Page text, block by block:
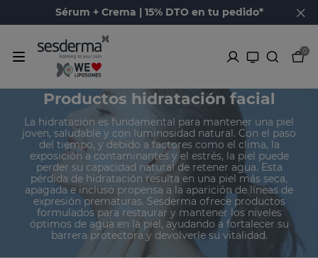
Sérum + Crema | 15% DTO en tu pedido*
0
Productos hidratación facial
La hidratación es fundamental para mantener una piel
joven, saludable y con luminosidad natural. Con el paso
del tiempo, y debido a factores como el clima, la
exposición a contaminantes y el estrés, la piel puede
perder su capacidad natural de retener agua. Esta
pérdida de hidratación resulta en una piel más seca,
apagada e incluso propensa a la aparición de líneas de
expresión prematuras. Sesderma ofrece productos
formulados para restaurar y mantener los niveles
óptimos de agua en la piel, ayudando a fortalecer su
barrera protectora y devolverle su vitalidad.